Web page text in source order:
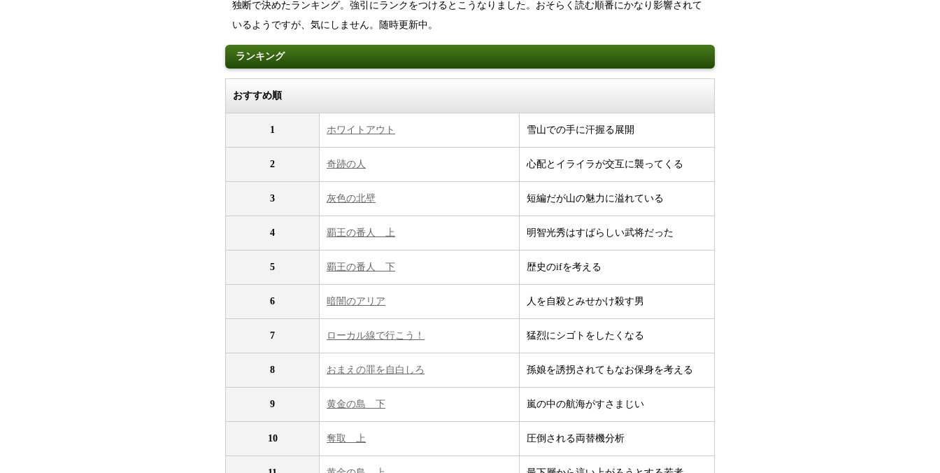
独断で決めたランキング。強引にランクをつけるとこうなりました。おそらく読む順番にかなり影響されて
いるようですが、気にしません。随時更新中。
ランキング
おすすめ順
1 ホワイトアウト 雪山での手に汗握る展開
2 奇跡の人 心配とイライラが交互に襲ってくる
3 灰色の北壁 短編だが山の魅力に溢れている
4 覇王の番人 上 明智光秀はすばらしい武将だった
5 覇王の番人 下 歴史のifを考える
6 暗闇のアリア 人を自殺とみせかけ殺す男
7 ローカル線で行こう！ 猛烈にシゴトをしたくなる
8 おまえの罪を自白しろ 孫娘を誘拐されてもなお保身を考える
9 黄金の島 下 嵐の中の航海がすさまじい
10 奪取 上 圧倒される両替機分析